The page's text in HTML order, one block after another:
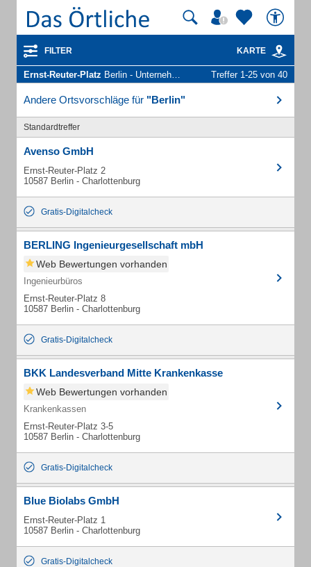
FILTER KARTE
Ernst-Reuter-Platz Berlin - Unternehmen und Personen Treffer 1-25 von 40
Andere Ortsvorschläge für "Berlin"
Standardtreffer
Avenso GmbH
Ernst-Reuter-Platz 2
10587 Berlin - Charlottenburg
Gratis-Digitalcheck
BERLING Ingenieurgesellschaft mbH
Web Bewertungen vorhanden
Ingenieurbüros
Ernst-Reuter-Platz 8
10587 Berlin - Charlottenburg
Gratis-Digitalcheck
BKK Landesverband Mitte Krankenkasse
Web Bewertungen vorhanden
Krankenkassen
Ernst-Reuter-Platz 3-5
10587 Berlin - Charlottenburg
Gratis-Digitalcheck
Blue Biolabs GmbH
Ernst-Reuter-Platz 1
10587 Berlin - Charlottenburg
Gratis-Digitalcheck